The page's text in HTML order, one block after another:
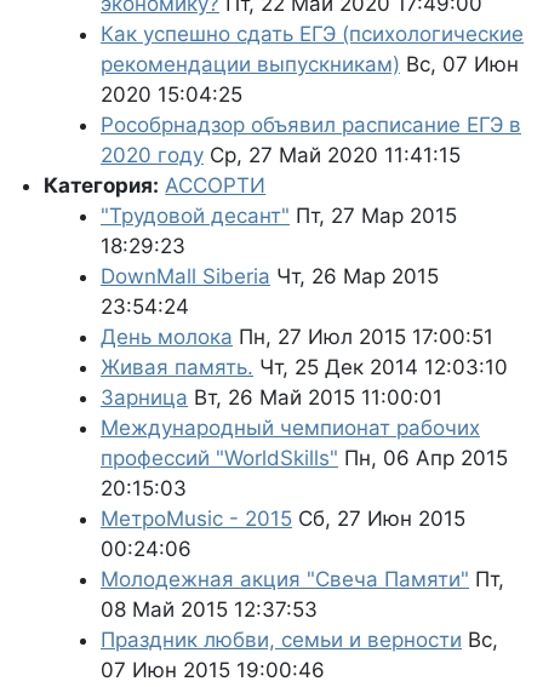
Как успешно сдать ЕГЭ (психологические
рекомендации выпускникам) Вс, 07 Июн
2020 15:04:25
Рособрнадзор объявил расписание ЕГЭ в
2020 году Ср, 27 Май 2020 11:41:15
Категория: АССОРТИ
"Трудовой десант" Пт, 27 Мар 2015
18:29:23
DownMall Siberia Чт, 26 Мар 2015
23:54:24
День молока Пн, 27 Июл 2015 17:00:51
Живая память. Чт, 25 Дек 2014 12:03:10
Зарница Вт, 26 Май 2015 11:00:01
Международный чемпионат рабочих
профессий "WorldSkills" Пн, 06 Апр 2015
20:15:03
МетроMusic - 2015 Сб, 27 Июн 2015
00:24:06
Молодежная акция "Свеча Памяти" Пт,
08 Май 2015 12:37:53
Праздник любви, семьи и верности Вс,
07 Июн 2015 19:00:46